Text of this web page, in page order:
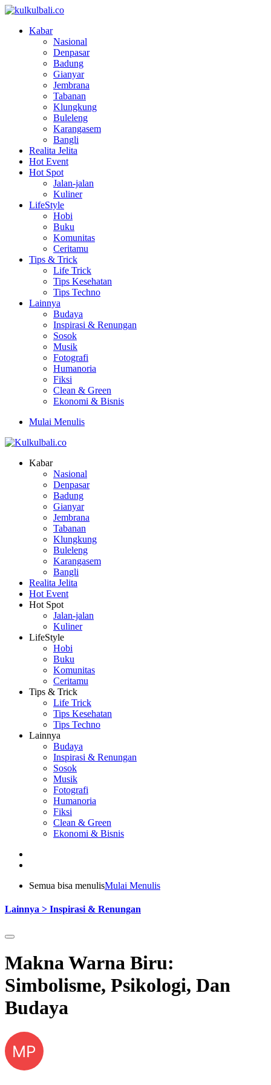
Kabar
Nasional
Denpasar
Badung
Gianyar
Jembrana
Tabanan
Klungkung
Buleleng
Karangasem
Bangli
Realita Jelita
Hot Event
Hot Spot
Jalan-jalan
Kuliner
LifeStyle
Hobi
Buku
Komunitas
Ceritamu
Tips & Trick
Life Trick
Tips Kesehatan
Tips Techno
Lainnya
Budaya
Inspirasi & Renungan
Sosok
Musik
Fotografi
Humanoria
Fiksi
Clean & Green
Ekonomi & Bisnis
Mulai Menulis
Kabar
Nasional
Denpasar
Badung
Gianyar
Jembrana
Tabanan
Klungkung
Buleleng
Karangasem
Bangli
Realita Jelita
Hot Event
Hot Spot
Jalan-jalan
Kuliner
LifeStyle
Hobi
Buku
Komunitas
Ceritamu
Tips & Trick
Life Trick
Tips Kesehatan
Tips Techno
Lainnya
Budaya
Inspirasi & Renungan
Sosok
Musik
Fotografi
Humanoria
Fiksi
Clean & Green
Ekonomi & Bisnis
Semua bisa menulisMulai Menulis
Lainnya > Inspirasi & Renungan
Makna Warna Biru:
Simbolisme, Psikologi, Dan
Budaya
MP